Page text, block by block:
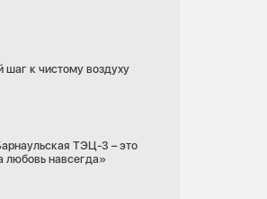
шаг к чистому воздуху
ТЭЦ-3 – это
любовь навсегда»